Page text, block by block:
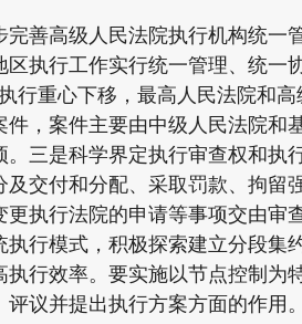
高级人民法院执行机构统一
执行工作实行统一管理、统一
行重心下移，最高人民法院和
，案件主要由中级人民法院和
三是科学界定执行审查权和执
交付和分配、采取罚款、拘留
执行法院的申请等事项交由审
行模式，积极探索建立分段集
行效率。要实施以节点控制为
议并提出执行方案方面的作用。